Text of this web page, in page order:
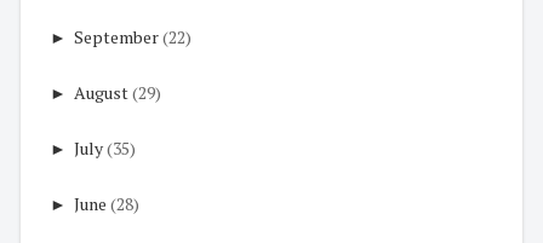
► September(22)
► August(29)
► July(35)
► June (28)